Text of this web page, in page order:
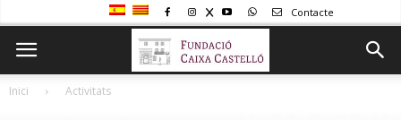
Contacte
Inici Activitats